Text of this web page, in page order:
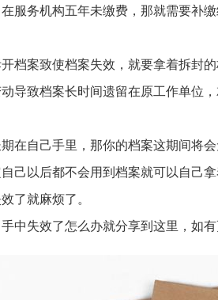
服务机构五年未缴费，那就需要补
档案致使档案失效，就要拿着拆封
导致档案长时间遗留在原工作单位
在自己手里，那你的档案这期间将
己以后都不会用到档案就可以自己
了就麻烦了。
中失效了怎么办就分享到这里，如